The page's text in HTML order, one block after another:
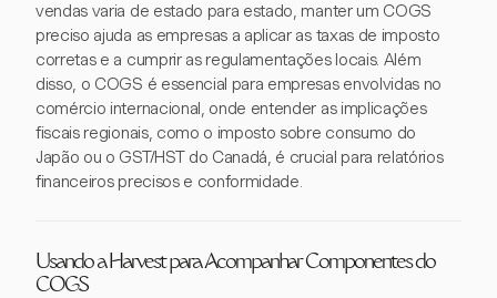
vendas varia de estado para estado, manter um COGS
preciso ajuda as empresas a aplicar as taxas de imposto
corretas e a cumprir as regulamentações locais. Além
disso, o COGS é essencial para empresas envolvidas no
comércio internacional, onde entender as implicações
fiscais regionais, como o imposto sobre consumo do
Japão ou o GST/HST do Canadá, é crucial para relatórios
financeiros precisos e conformidade.
Usando a Harvest para Acompanhar Componentes do
COGS